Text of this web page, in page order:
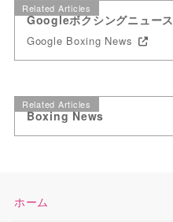
Related Articles
Googleボクシングニュース
Google Boxing News
Related Articles
Boxing News
ホーム